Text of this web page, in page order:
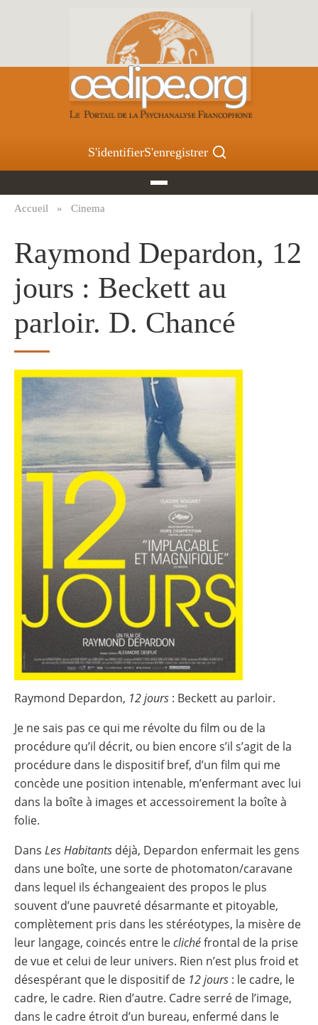
S'identifierS'enregistrer
d'Ariane
Accueil Cinema
Raymond Depardon, 12
jours : Beckett au
parloir. D. Chancé
Image
Raymond Depardon, 12 jours : Beckett au parloir.
Je ne sais pas ce qui me révolte du film ou de la
procédure qu’il décrit, ou bien encore s’il s’agit de la
procédure dans le dispositif bref, d’un film qui me
concède une position intenable, m’enfermant avec lui
dans la boîte à images et accessoirement la boîte à
folie.
Dans Les Habitants déjà, Depardon enfermait les gens
dans une boîte, une sorte de photomaton/caravane
dans lequel ils échangeaient des propos le plus
souvent d’une pauvreté désarmante et pitoyable,
complètement pris dans les stéréotypes, la misère de
leur langage, coincés entre leclichéfrontal de la prise
de vue et celui de leur univers. Rien n’est plus froid et
désespérant que le dispositif de 12 jours : le cadre, le
cadre, le cadre. Rien d’autre. Cadre serré de l’image,
dans le cadre étroit d’un bureau, enfermé dans le